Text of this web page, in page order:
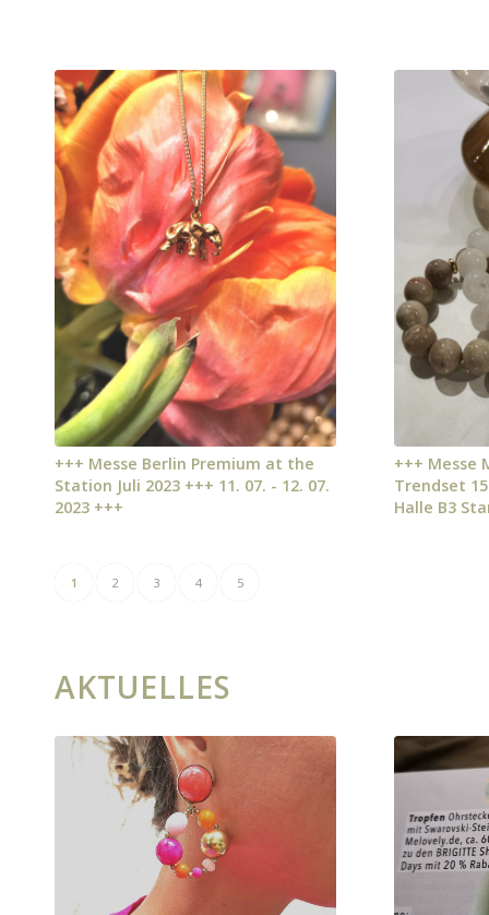
+++ Messe Berlin Premium at the
Station Juli 2023 +++ 11. 07. - 12. 07.
2023 +++
+++ Messe
Trendset
Halle B3
1 2 3 4 5
AKTUELLES